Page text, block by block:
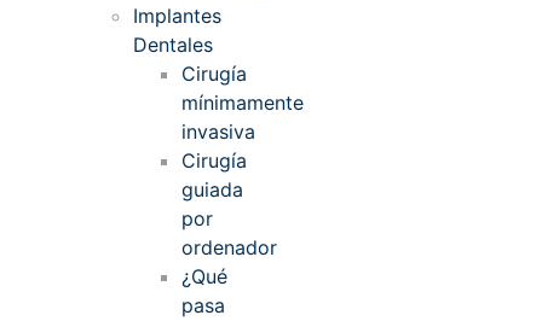
Implantes
Dentales
Cirugía
mínimamente
invasiva
Cirugía
guiada
por
ordenador
¿Qué
pasa